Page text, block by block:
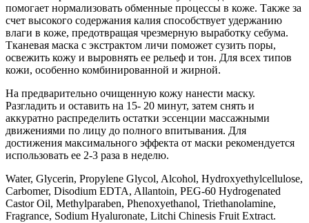
Lychee
Pore-
Tightening
Mask
Pack
(20
помогает нормализовать обменные процессы в коже. Также за
счет высокого содержания калия способствует удержанию
влаги в коже, предотвращая чрезмерную выработку себума.
Тканевая маска с экстрактом личи поможет сузить поры,
освежить кожу и выровнять ее рельеф и тон. Для всех типов
кожи, особенно комбинированной и жирной.
На предварительно очищенную кожу нанести маску.
Разгладить и оставить на 15- 20 минут, затем снять и
аккуратно распределить остатки эссенции массажными
движениями по лицу до полного впитывания. Для
достижения максимального эффекта от маски рекомендуется
использовать ее 2-3 раза в неделю.
Water, Glycerin, Propylene Glycol, Alcohol, Hydroxyethylcellulose,
Carbomer, Disodium EDTA, Allantoin, PEG-60 Hydrogenated
Castor Oil, Methylparaben, Phenoxyethanol, Triethanolamine,
Fragrance, Sodium Hyaluronate, Litchi Chinesis Fruit Extract.